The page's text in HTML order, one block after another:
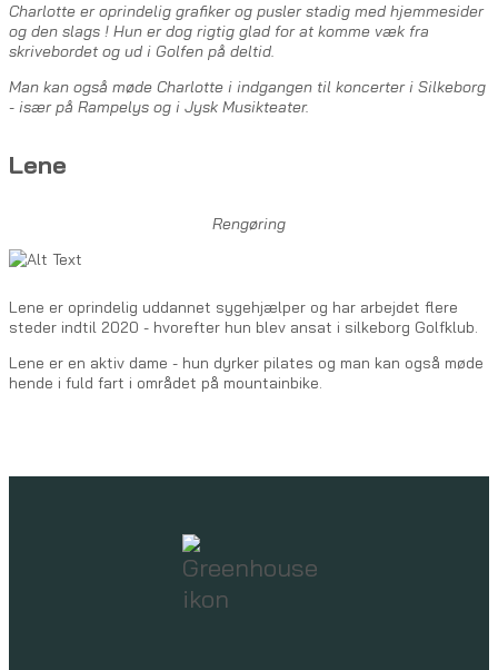
Charlotte er oprindelig grafiker og pusler stadig med hjemmesider
og den slags ! Hun er dog rigtig glad for at komme væk fra
skrivebordet og ud i Golfen på deltid.
Man kan også møde Charlotte i indgangen til koncerter i Silkeborg
- især på Rampelys og i Jysk Musikteater.
Lene
Rengøring
Lene er oprindelig uddannet sygehjælper og har arbejdet flere
steder indtil 2020 - hvorefter hun blev ansat i silkeborg Golfklub.
Lene er en aktiv dame - hun dyrker pilates og man kan også møde
hende i fuld fart i området på mountainbike.